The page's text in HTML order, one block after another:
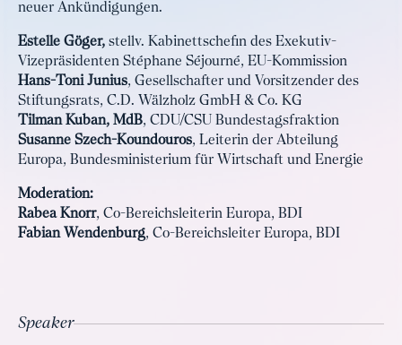
neuer Ankündigungen.
Estelle Göger, stellv. Kabinettschefin des Exekutiv-
Vizepräsidenten Stéphane Séjourné, EU-Kommission
Hans-Toni Junius, Gesellschafter und Vorsitzender des
Stiftungsrats, C.D. Wälzholz GmbH & Co. KG
Tilman Kuban, MdB, CDU/CSU Bundestagsfraktion
Susanne Szech-Koundouros, Leiterin der Abteilung
Europa, Bundesministerium für Wirtschaft und Energie
Moderation:
Rabea Knorr, Co-Bereichsleiterin Europa, BDI
Fabian Wendenburg, Co-Bereichsleiter Europa, BDI
Speaker